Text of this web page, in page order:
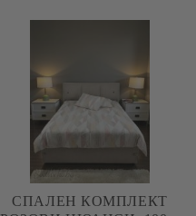
СПАЛЕН КОМПЛЕКТ